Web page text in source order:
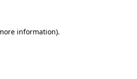
information).